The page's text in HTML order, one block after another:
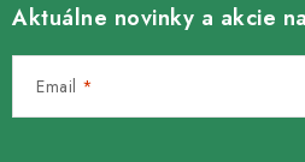
Aktuálne novinky a akcie
Email